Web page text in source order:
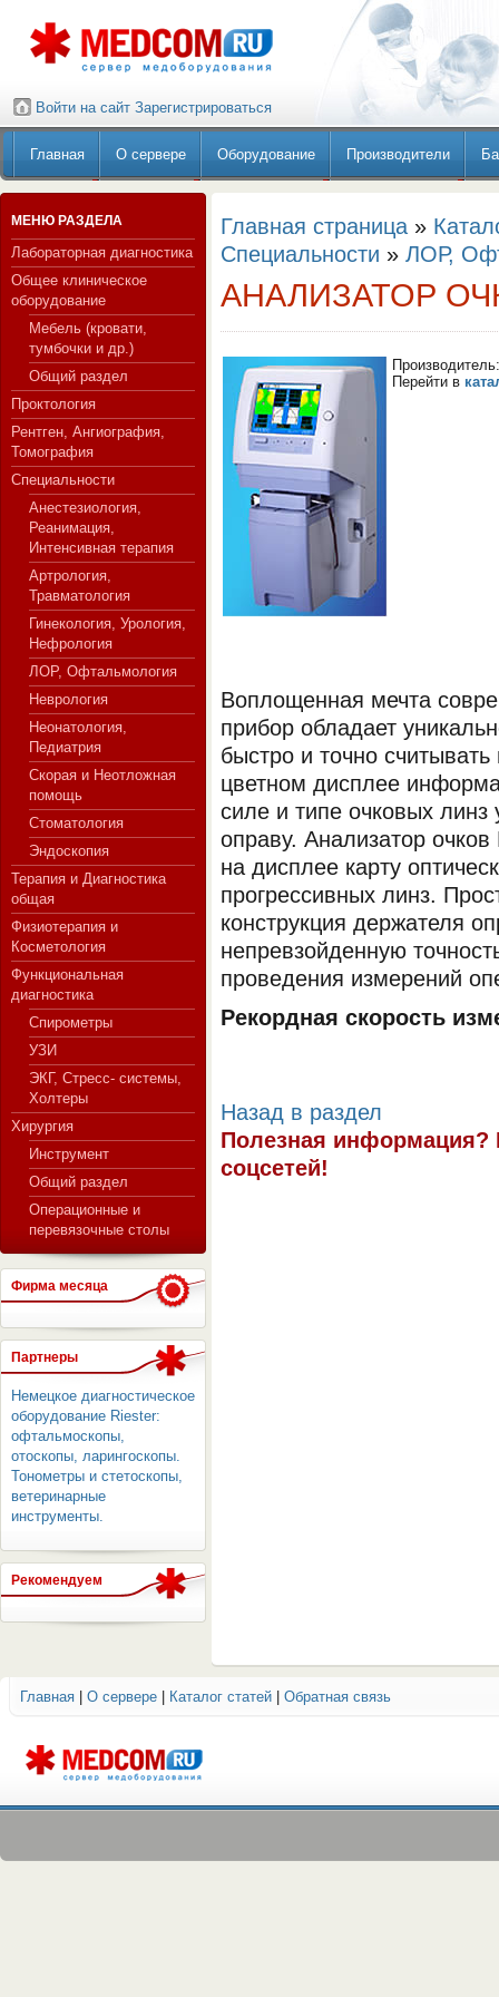
СЕРВЕР МЕДИЦИНСКОГО
ОБОРУДОВАНИЯ МЕДКОМ
Войти на сайт Зарегистрироваться
Главная О сервере Оборудование Производители
МЕНЮ РАЗДЕЛА
Лабораторная диагностика
Общее клиническое
оборудование
Мебель (кровати,
тумбочки и др.)
Общий раздел
Проктология
Рентген, Ангиография,
Томография
Специальности
Анестезиология,
Реанимация,
Интенсивная терапия
Артрология,
Травматология
Гинекология, Урология,
Нефрология
ЛОР, Офтальмология
Неврология
Неонатология,
Педиатрия
Скорая и Неотложная
помощь
Стоматология
Эндоскопия
Терапия и Диагностика
общая
Физиотерапия и
Косметология
Функциональная
диагностика
Спирометры
УЗИ
ЭКГ, Стресс- системы,
Холтеры
Хирургия
Инструмент
Общий раздел
Операционные и
перевязочные столы
Фирма месяца
Партнеры
Немецкое диагностическое
оборудование Riester:
офтальмоскопы,
отоскопы, ларингоскопы.
Тонометры и стетоскопы,
ветеринарные
инструменты.
Рекомендуем
Главная страница »
Специальности » ЛОР,
АНАЛИЗАТОР
Производитель:
Перейти в
Воплощенная мечта
прибор обладает
быстро и точно
цветном дисплее
силе и типе очковых линз
оправу. Анализатор
на дисплее карту
прогрессивных линз.
конструкция держателя
непревзойденную
проведения измерений
Рекордная скорость
Назад в раздел
Полезная информация?
соцсетей!
Главная О сервере Каталог статей Обратная связь